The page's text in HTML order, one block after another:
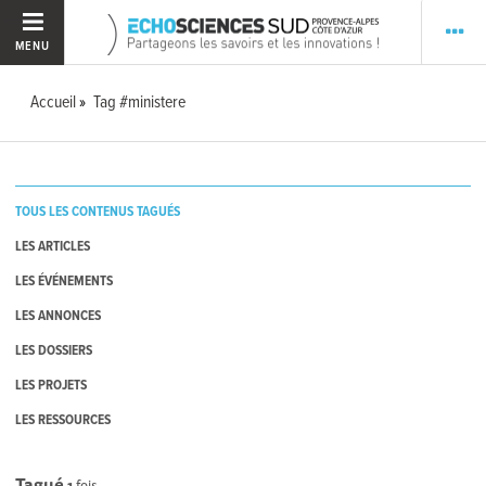
MENU
Accueil Tag #ministere
TOUS LES CONTENUS TAGUÉS
LES ARTICLES
LES ÉVÉNEMENTS
LES ANNONCES
LES DOSSIERS
LES PROJETS
LES RESSOURCES